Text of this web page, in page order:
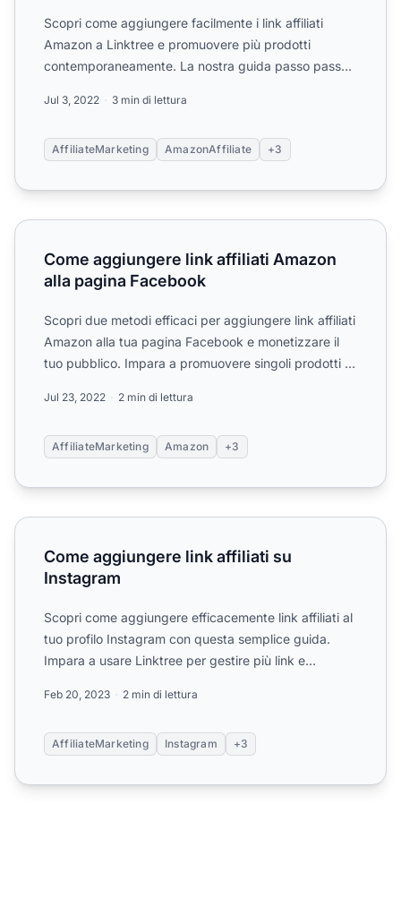
Scopri come aggiungere facilmente i link affiliati
Amazon a Linktree e promuovere più prodotti
contemporaneamente. La nostra guida passo passo
Jul 3, 2022 3 min di lettura
AffiliateMarketing AmazonAffiliate +3
Come aggiungere link affiliati Amazon alla pagina
Come aggiungere link affiliati Amazon
alla pagina Facebook
Scopri due metodi efficaci per aggiungere link affiliati
Amazon alla tua pagina Facebook e monetizzare il
tuo pubblico. Impara a promuovere singoli prodotti o
Jul 23, 2022 2 min di lettura
AffiliateMarketing Amazon +3
Come aggiungere link affiliati su Instagram
Come aggiungere link affiliati su
Instagram
Scopri come aggiungere efficacemente link affiliati al
tuo profilo Instagram con questa semplice guida.
Impara a usare Linktree per gestire più link e
Feb 20, 2023 2 min di lettura
AffiliateMarketing Instagram +3